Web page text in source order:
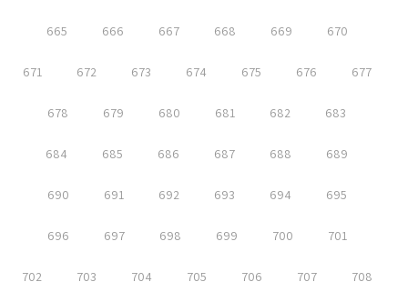
665 666 667 668 669 670
671 672 673 674 675 676 677
678 679 680 681 682 683
684 685 686 687 688 689
690 691 692 693 694 695
696 697 698 699 700 701
702 703 704 705 706 707 708